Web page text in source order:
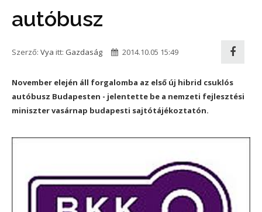
autóbusz
Szerző: Vya itt: Gazdaság 2014.10.05 15:49
November elején áll forgalomba az első új hibrid csuklós
autóbusz Budapesten - jelentette be a nemzeti fejlesztési
miniszter vasárnap budapesti sajtótájékoztatón.